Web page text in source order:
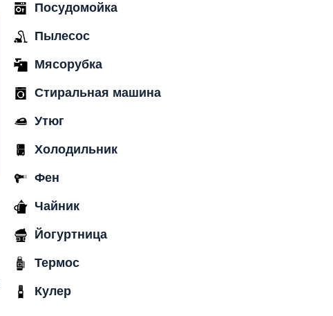
Посудомойка
Пылесос
Мясорубка
Стиральная машина
Утюг
Холодильник
Фен
Чайник
Йогуртница
Термос
Кулер